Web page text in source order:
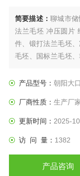
简要描述：聊城市
法兰毛坯 冲压圆片
件、锻打法兰毛坯
毛坯、国标兰毛坯
产品型号： 朝阳大
厂商性质： 生产厂
更新时间： 2025-
访 问 量： 1382
产品咨询